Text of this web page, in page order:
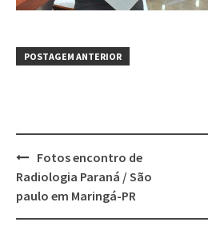
POSTAGEM ANTERIOR
Fotos encontro de
Radiologia Paraná / São
paulo em Maringá-PR